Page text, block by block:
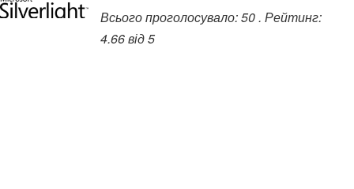
Всього проголосувало:50. Рейтинг:
4.66від5